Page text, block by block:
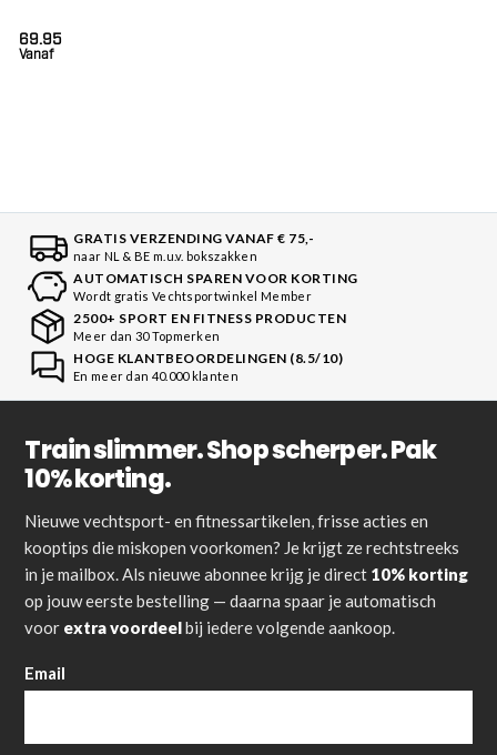
Vanaf
69.95
GRATIS VERZENDING VANAF € 75,-
naar NL & BE m.u.v. bokszakken
AUTOMATISCH SPAREN VOOR KORTING
Wordt gratis Vechtsportwinkel Member
2500+ SPORT EN FITNESS PRODUCTEN
Meer dan 30 Topmerken
HOGE KLANTBEOORDELINGEN (8.5/10)
En meer dan 40.000 klanten
Train slimmer. Shop scherper. Pak
10% korting.
Nieuwe vechtsport- en fitnessartikelen, frisse acties en
kooptips die miskopen voorkomen? Je krijgt ze rechtstreeks
in je mailbox. Als nieuwe abonnee krijg je direct 10% korting
op jouw eerste bestelling — daarna spaar je automatisch
voor extra voordeelbij iedere volgende aankoop.
Email